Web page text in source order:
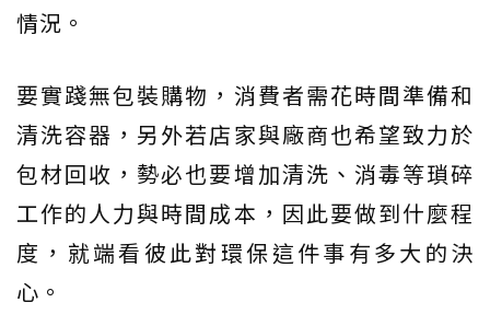
情況。
要實踐無包裝購物，消費者需花時間準備和
清洗容器，另外若店家與廠商也希望致力於
包材回收，勢必也要增加清洗、消毒等瑣碎
工作的人力與時間成本，因此要做到什麼程
度，就端看彼此對環保這件事有多大的決
心。